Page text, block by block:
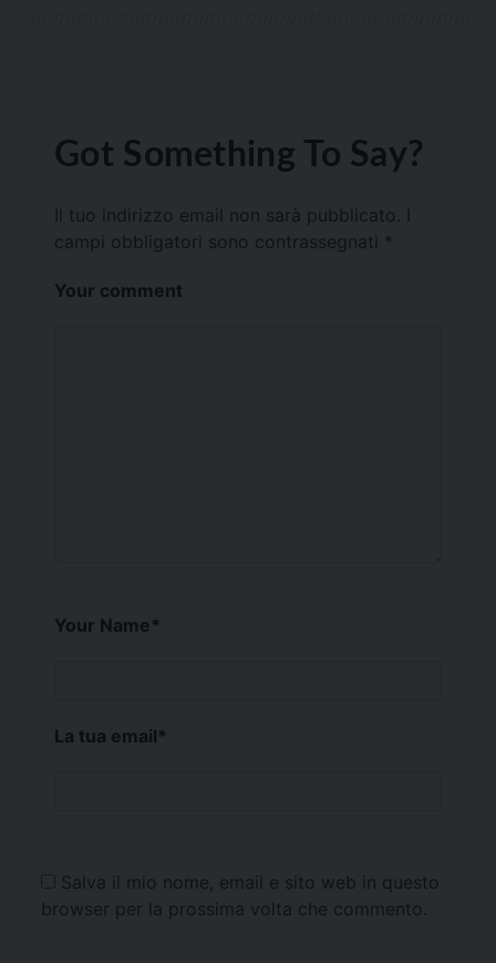
Got Something To Say?
Il tuo indirizzo email non sarà pubblicato.
campi obbligatori sono contrassegnati *
Your comment
Your Name*
La tua email*
Salva il mio nome, email e sito web in questo
browser per la prossima volta che commento.